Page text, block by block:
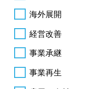
海外展開
経営改善
事業承継
事業再生